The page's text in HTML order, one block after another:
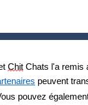
Chit Chats l'a remis
peuvent
pouvez